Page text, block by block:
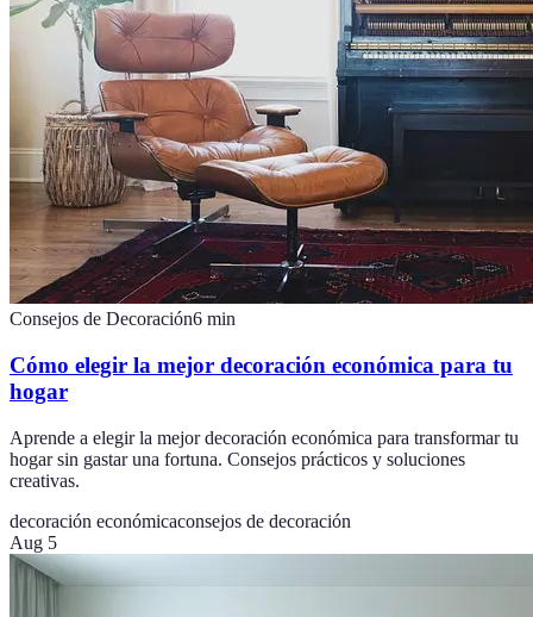
Consejos de Decoración6 min
Cómo elegir la mejor decoración económica para tu
hogar
Aprende a elegir la mejor decoración económica para transformar tu
hogar sin gastar una fortuna. Consejos prácticos y soluciones
creativas.
decoración económicaconsejos de decoración
Aug 5